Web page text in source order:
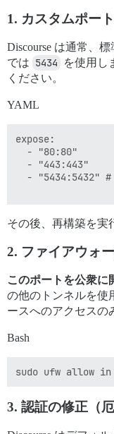
1. カスタムポー
Discourse は通常、
では 5434 を使用し
ください。
YAML
expose:
  - "80:80"
  - "443:443"
- "5434:5432" #
その後、再構築を実
2. ファイアウォ
このポートを公衆に
の他のトンネルを使
ースへのアクセスの
Bash
3. 認証の修正（